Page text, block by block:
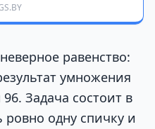
равенство:
умножения
Задача состоит в
одну спичку и